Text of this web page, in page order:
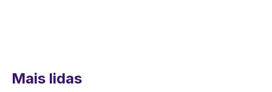
Mais lidas